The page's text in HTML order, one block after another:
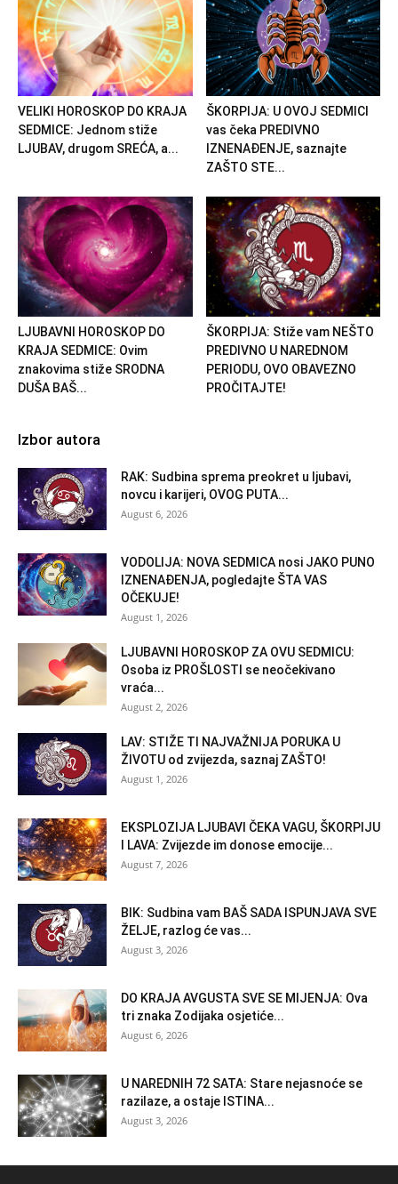
VELIKI HOROSKOP DO KRAJA
SEDMICE: Jednom stiže
LJUBAV, drugom SREĆA, a...
ŠKORPIJA: U OVOJ SEDMICI
vas čeka PREDIVNO
IZNENAĐENJE, saznajte
ZAŠTO STE...
LJUBAVNI HOROSKOP DO
KRAJA SEDMICE: Ovim
znakovima stiže SRODNA
DUŠA BAŠ...
ŠKORPIJA: Stiže vam NEŠTO
PREDIVNO U NAREDNOM
PERIODU, OVO OBAVEZNO
PROČITAJTE!
Izbor autora
RAK: Sudbina sprema preokret u ljubavi,
novcu i karijeri, OVOG PUTA...
August 6, 2026
VODOLIJA: NOVA SEDMICA nosi JAKO PUNO
IZNENAĐENJA, pogledajte ŠTA VAS
OČEKUJE!
August 1, 2026
LJUBAVNI HOROSKOP ZA OVU SEDMICU:
Osoba iz PROŠLOSTI se neočekivano
vraća...
August 2, 2026
LAV: STIŽE TI NAJVAŽNIJA PORUKA U
ŽIVOTU od zvijezda, saznaj ZAŠTO!
August 1, 2026
EKSPLOZIJA LJUBAVI ČEKA VAGU, ŠKORPIJU
I LAVA: Zvijezde im donose emocije...
August 7, 2026
BIK: Sudbina vam BAŠ SADA ISPUNJAVA SVE
ŽELJE, razlog će vas...
August 3, 2026
DO KRAJA AVGUSTA SVE SE MIJENJA: Ova
tri znaka Zodijaka osjetiće...
August 6, 2026
U NAREDNIH 72 SATA: Stare nejasnoće se
razilaze, a ostaje ISTINA...
August 3, 2026